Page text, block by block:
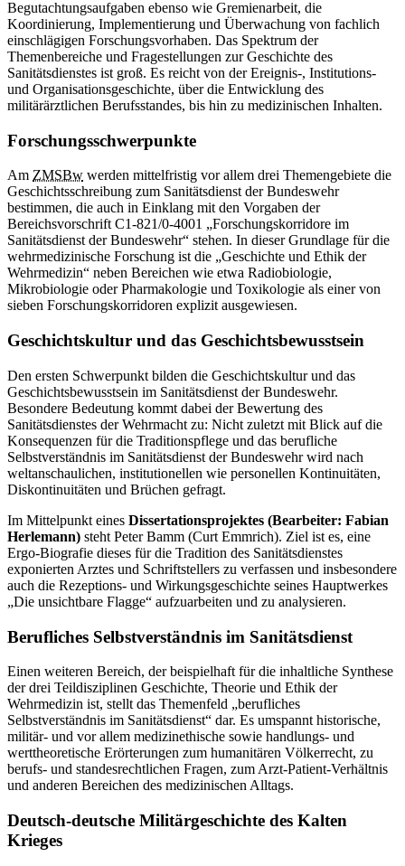
Begutachtungsaufgaben ebenso wie Gremienarbeit, die
Koordinierung, Implementierung und Überwachung von fachlich
einschlägigen Forschungsvorhaben. Das Spektrum der
Themenbereiche und Fragestellungen zur Geschichte des
Sanitätsdienstes ist groß. Es reicht von der Ereignis-, Institutions-
und Organisationsgeschichte, über die Entwicklung des
militärärztlichen Berufsstandes, bis hin zu medizinischen Inhalten.
Forschungsschwerpunkte
Am ZMSBw werden mittelfristig vor allem drei Themengebiete die
Geschichtsschreibung zum Sanitätsdienst der Bundeswehr
bestimmen, die auch in Einklang mit den Vorgaben der
Bereichsvorschrift C1-821/0-4001 „Forschungskorridore im
Sanitätsdienst der Bundeswehr“ stehen. In dieser Grundlage für die
wehrmedizinische Forschung ist die „Geschichte und Ethik der
Wehrmedizin“ neben Bereichen wie etwa Radiobiologie,
Mikrobiologie oder Pharmakologie und Toxikologie als einer von
sieben Forschungskorridoren explizit ausgewiesen.
Geschichtskultur und das Geschichtsbewusstsein
Den ersten Schwerpunkt bilden die Geschichtskultur und das
Geschichtsbewusstsein im Sanitätsdienst der Bundeswehr.
Besondere Bedeutung kommt dabei der Bewertung des
Sanitätsdienstes der Wehrmacht zu: Nicht zuletzt mit Blick auf die
Konsequenzen für die Traditionspflege und das berufliche
Selbstverständnis im Sanitätsdienst der Bundeswehr wird nach
weltanschaulichen, institutionellen wie personellen Kontinuitäten,
Diskontinuitäten und Brüchen gefragt.
Im Mittelpunkt eines Dissertationsprojektes (Bearbeiter: Fabian
Herlemann) steht Peter Bamm (Curt Emmrich). Ziel ist es, eine
Ergo-Biografie dieses für die Tradition des Sanitätsdienstes
exponierten Arztes und Schriftstellers zu verfassen und insbesondere
auch die Rezeptions- und Wirkungsgeschichte seines Hauptwerkes
„Die unsichtbare Flagge“ aufzuarbeiten und zu analysieren.
Berufliches Selbstverständnis im Sanitätsdienst
Einen weiteren Bereich, der beispielhaft für die inhaltliche Synthese
der drei Teildisziplinen Geschichte, Theorie und Ethik der
Wehrmedizin ist, stellt das Themenfeld „berufliches
Selbstverständnis im Sanitätsdienst“ dar. Es umspannt historische,
militär- und vor allem medizinethische sowie handlungs- und
werttheoretische Erörterungen zum humanitären Völkerrecht, zu
berufs- und standesrechtlichen Fragen, zum Arzt-Patient-Verhältnis
und anderen Bereichen des medizinischen Alltags.
Deutsch-deutsche Militärgeschichte des Kalten
Krieges